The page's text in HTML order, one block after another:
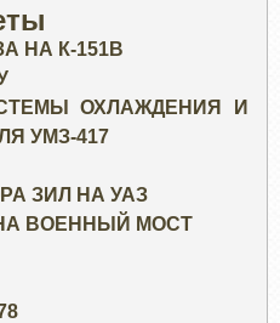
НА К-151В
ОХЛАЖДЕНИЯ И
УМЗ-417
ЗИЛ НА УАЗ
ВОЕННЫЙ МОСТ